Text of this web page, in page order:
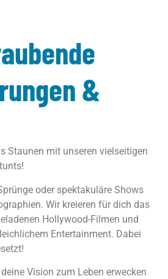
&
Staunen mit unseren vielseitigen
oder spektakuläre Shows
Wir kreieren für dich das
Hollywood-Filmen und
Entertainment. Dabei
Vision zum Leben erwecken